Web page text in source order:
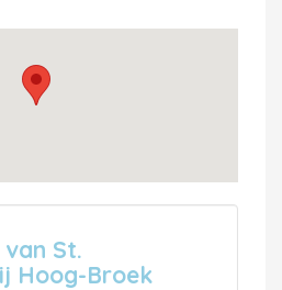
St.
Hoog-Broek